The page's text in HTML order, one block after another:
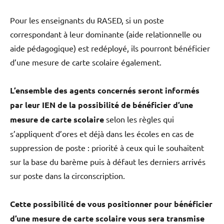
Pour les enseignants du RASED, si un poste
correspondant à leur dominante (aide relationnelle ou
aide pédagogique) est redéployé, ils pourront bénéficier
d’une mesure de carte scolaire également.
L’ensemble des agents concernés seront informés
par leur IEN de la possibilité de bénéficier d’une
mesure de carte scolaire selon les règles qui
s’appliquent d’ores et déjà dans les écoles en cas de
suppression de poste : priorité à ceux qui le souhaitent
sur la base du barème puis à défaut les derniers arrivés
sur poste dans la circonscription.
Cette possibilité de vous positionner pour bénéficier
d’une mesure de carte scolaire vous sera transmise